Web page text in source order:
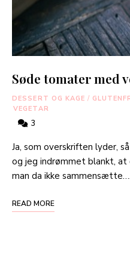
Søde tomater med
DESSERT OG KAGE /
VEGETAR
3
Ja, som overskriften lyder,
og jeg indrømmet blankt,
man da ikke
READ MORE